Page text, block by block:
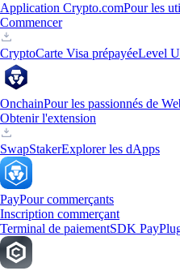
Application Crypto.comPour les
Commencer
CryptoCarte Visa prépayéeLevel
OnchainPour les passionnés de
Obtenir l'extension
SwapStakerExplorer les dApps
PayPour commerçants
Inscription commerçant
Terminal de paiementSDK Pay